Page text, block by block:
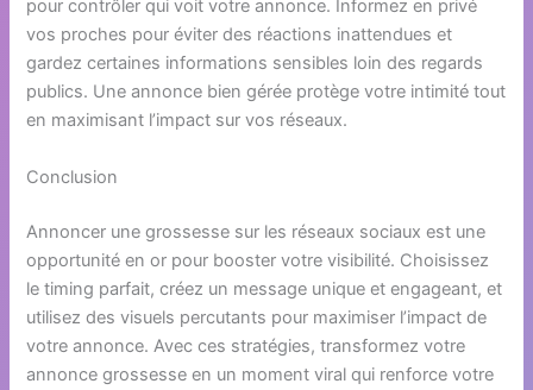
pour contrôler qui voit votre annonce. Informez en privé
vos proches pour éviter des réactions inattendues et
gardez certaines informations sensibles loin des regards
publics. Une annonce bien gérée protège votre intimité tout
en maximisant l’impact sur vos réseaux.
Conclusion
Annoncer une grossesse sur les réseaux sociaux est une
opportunité en or pour booster votre visibilité. Choisissez
le timing parfait, créez un message unique et engageant, et
utilisez des visuels percutants pour maximiser l’impact de
votre annonce. Avec ces stratégies, transformez votre
annonce grossesse en un moment viral qui renforce votre